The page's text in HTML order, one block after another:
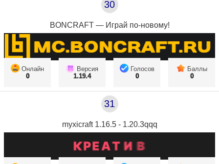
30
BONCRAFT — Играй по-новому!
Онлайн
0
Версия
1.19.4
Голосов
0
Баллы
0
31
myxicraft 1.16.5 - 1.20.3qqq